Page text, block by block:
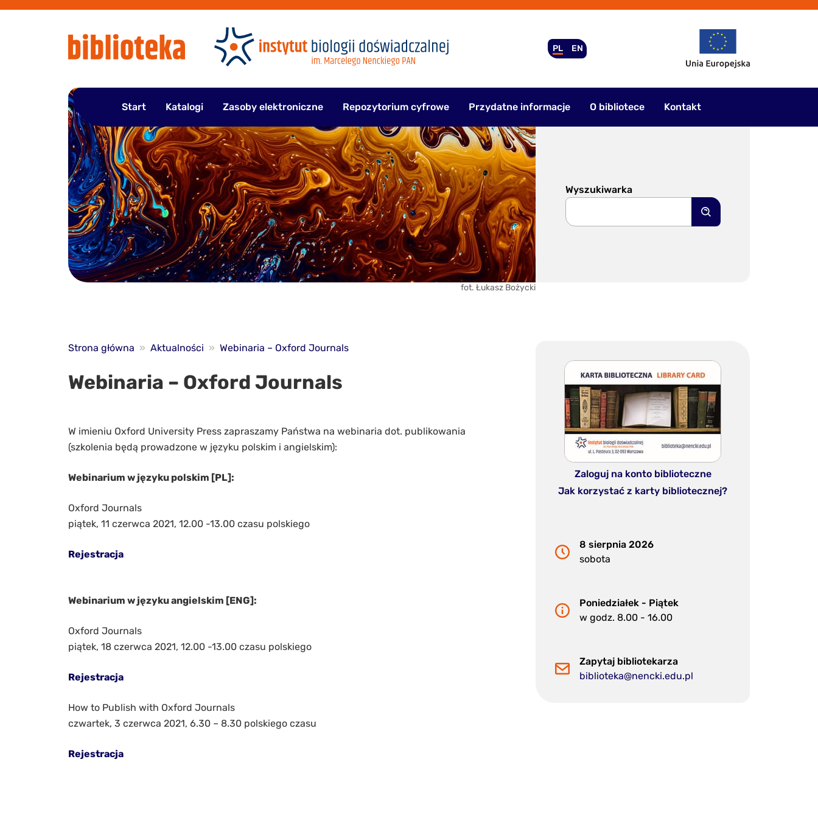
PL EN
Start Katalogi Zasoby elektroniczne Repozytorium cyfrowe Przydatne informacje O bibliotece Kontakt
fot. Łukasz Bożycki
Wyszukiwarka
Szukaj
Strona główna » Aktualności » Webinaria – Oxford Journals
Webinaria – Oxford Journals
W imieniu Oxford University Press zapraszamy Państwa na webinaria dot. publikowania
(szkolenia będą prowadzone w języku polskim i angielskim):
Webinarium w języku polskim [PL]:
Oxford Journals
piątek, 11 czerwca 2021, 12.00 -13.00 czasu polskiego
Rejestracja
Webinarium w języku angielskim [ENG]:
Oxford Journals
piątek, 18 czerwca 2021, 12.00 -13.00 czasu polskiego
Rejestracja
How to Publish with Oxford Journals
czwartek, 3 czerwca 2021, 6.30 – 8.30 polskiego czasu
Rejestracja
Zaloguj na konto biblioteczne
Jak korzystać z karty bibliotecznej?
8 sierpnia 2026
sobota
Poniedziałek - Piątek
w godz. 8.00 - 16.00
Zapytaj bibliotekarza
biblioteka@nencki.edu.pl